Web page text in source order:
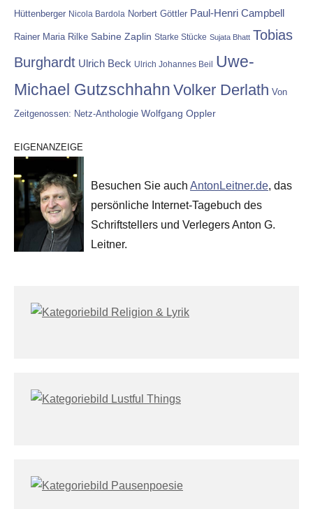
Hüttenberger Nicola Bardola Norbert Göttler Paul-Henri Campbell
Rainer Maria Rilke Sabine Zaplin Starke Stücke Sujata Bhatt Tobias
Burghardt Ulrich Beck Ulrich Johannes Beil
Uwe-
Michael Gutzschhahn Volker Derlath Von
Zeitgenossen: Netz-Anthologie Wolfgang Oppler
EIGENANZEIGE
Besuchen Sie auch AntonLeitner.de, das
persönliche Internet-Tagebuch des
Schriftstellers und Verlegers Anton G.
Leitner.